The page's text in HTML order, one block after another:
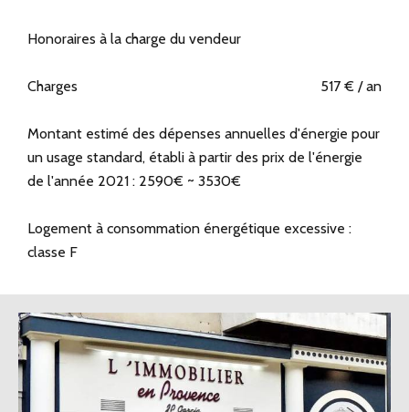
Honoraires à la charge du vendeur
Charges 517 € / an
Montant estimé des dépenses annuelles d'énergie pour
un usage standard, établi à partir des prix de l'énergie
de l'année 2021 : 2590€ ~ 3530€
Logement à consommation énergétique excessive :
classe F